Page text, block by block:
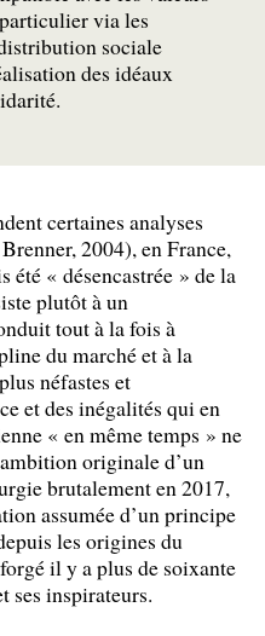
via les
sociale
des idéaux
certaines analyses
2004), en France,
été « désencastrée » de la
plutôt à un
tout à la fois à
du marché et à la
néfastes et
et des inégalités qui en
« en même temps » ne
originale d’un
brutalement en 2017,
assumée d’un principe
les origines du
il y a plus de soixante
ses inspirateurs.